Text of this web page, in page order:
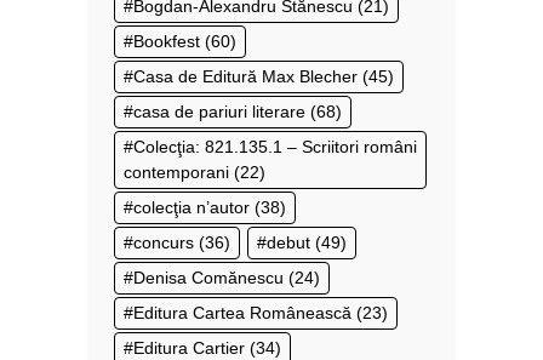
Bogdan-Alexandru Stănescu (21)
Bookfest (60)
Casa de Editură Max Blecher (45)
casa de pariuri literare (68)
Colecţia: 821.135.1 – Scriitori români
contemporani (22)
colecţia n’autor (38)
concurs (36) debut (49)
Denisa Comănescu (24)
Editura Cartea Românească (23)
Editura Cartier (34)